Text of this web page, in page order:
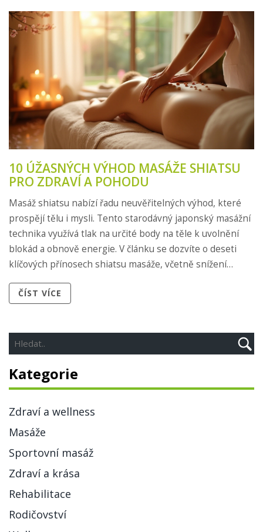
10 ÚŽASNÝCH VÝHOD MASÁŽE SHIATSU
PRO ZDRAVÍ A POHODU
Masáž shiatsu nabízí řadu neuvěřitelných výhod, které
prospějí tělu i mysli. Tento starodávný japonský masážní
technika využívá tlak na určité body na těle k uvolnění
blokád a obnově energie. V článku se dozvíte o deseti
klíčových přínosech shiatsu masáže, včetně snížení
systému.
ČÍST VÍCE
Kategorie
Zdraví a wellness
Masáže
Sportovní masáž
Zdraví a krása
Rehabilitace
Rodičovství